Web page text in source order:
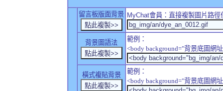
留言板版面背景 MyChat會員：直接複製圖片路
背景圖語法
範例：
<body background="背景底圖網
橫式複貼背景
範例：
<body background="背景底圖網